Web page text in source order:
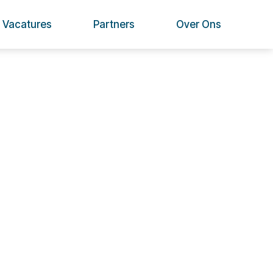
Vacatures Partners Over Ons